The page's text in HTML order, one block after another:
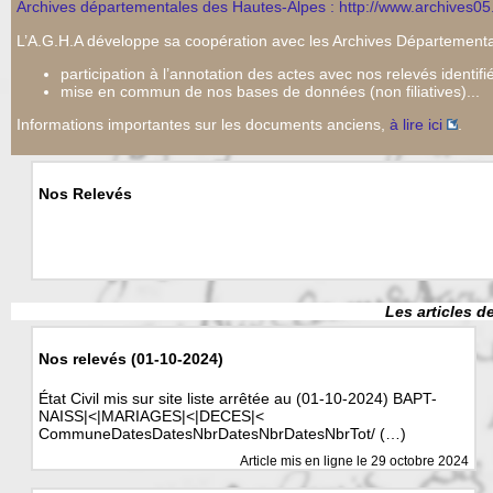
Archives départementales des Hautes-Alpes : http://
L’A.G.H.A développe sa coopération avec les Archives
participation à l’annotation des actes avec nos relevés
mise en commun de nos bases de données (non filiatives)...
Informations importantes sur les documents anciens, à lire ici .
Nos Relevés
Les articles
Nos relevés (01-10-2024)
État Civil mis sur site liste arrêtée au (01-10-2024) BAPT-
NAISS|<|MARIAGES|<|DECES|<
CommuneDatesDatesNbrDatesNbrDatesNbrTot/ (…)
Article mis en ligne le 29 octobre 2024